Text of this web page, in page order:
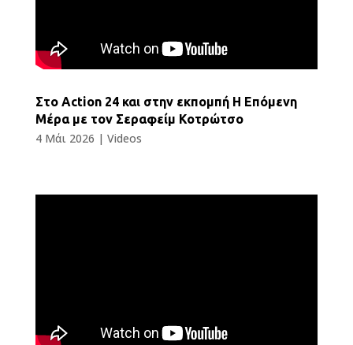
Στο Action 24 και στην εκπομπή Η Επόμενη
Μέρα με τον Σεραφείμ Κοτρώτσο
4 Μάι 2026 | Videos